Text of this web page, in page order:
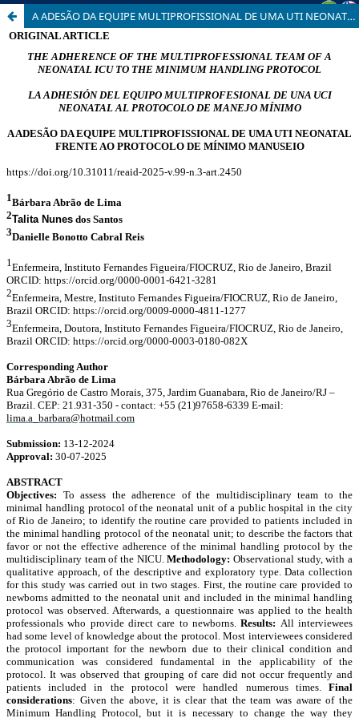
A ADESÃO DA EQUIPE MULTIPROFISSIONAL DE UMA UTI NEONATAL FRENTE AO PROTOCOLO DE MÍNIMO MANUSEIO